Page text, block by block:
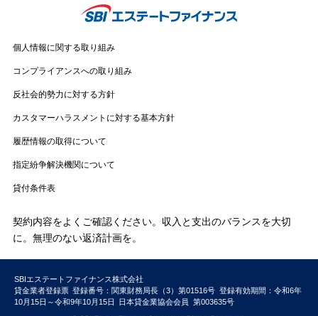
個人情報に関する取り組み
コンプライアンスへの取り組み
反社会的勢力に対する方針
カスタマーハラスメントに対する基本方針
履歴情報の取得について
指定紛争解決機関について
貸付条件表
契約内容をよくご確認ください。収入と支出のバランスを大切
に。無理のない返済計画を。
SBIエステートファイナンス株式会社
貸金業者登録票 登録番号：関東財務局長（3）第01516号 登録有効期間：令和6年
10月15日～令和9年10月15日
日本貸金業協会会員 第003635号